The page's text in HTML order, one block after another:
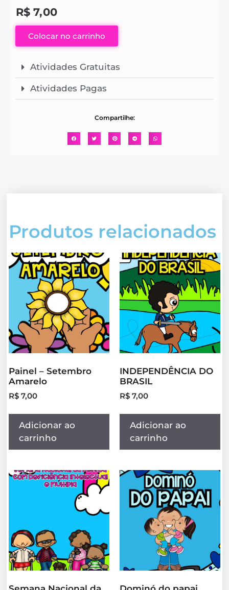
R$ 7,00
Colocar no carrinho
Atividades Gratuitas
Atividades Pagas
Compartilhe:
Produtos relacionados
Painel – Setembro
Amarelo
R$ 7,00
Adicionar ao
carrinho
INDEPENDÊNCIA DO
BRASIL
R$ 7,00
Adicionar ao
carrinho